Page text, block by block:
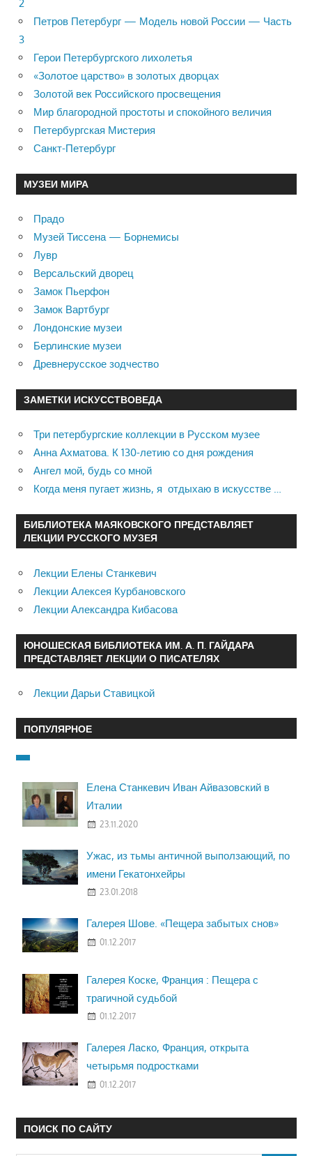
2
Петров Петербург — Модель новой России — Часть
3
Герои Петербургского лихолетья
«Золотое царство» в золотых дворцах
Золотой век Российского просвещения
Мир благородной простоты и спокойного величия
Петербургская Мистерия
Санкт-Петербург
МУЗЕИ МИРА
Прадо
Музей Тиссена — Борнемисы
Лувр
Версальский дворец
Замок Пьерфон
Замок Вартбург
Лондонские музеи
Берлинские музеи
Древнерусское зодчество
ЗАМЕТКИ ИСКУССТВОВЕДА
Три петербургские коллекции в Русском музее
Анна Ахматова. К 130-летию со дня рождения
Ангел мой, будь со мной
Когда меня пугает жизнь, я отдыхаю в искусстве …
БИБЛИОТЕКА МАЯКОВСКОГО ПРЕДСТАВЛЯЕТ
ЛЕКЦИИ РУССКОГО МУЗЕЯ
Лекции Елены Станкевич
Лекции Алексея Курбановского
Лекции Александра Кибасова
ЮНОШЕСКАЯ БИБЛИОТЕКА ИМ. А. П. ГАЙДАРА
ПРЕДСТАВЛЯЕТ ЛЕКЦИИ О ПИСАТЕЛЯХ
Лекции Дарьи Ставицкой
ПОПУЛЯРНОЕ
Елена Станкевич Иван Айвазовский в
Италии
23.11.2020
Ужас, из тьмы античной выползающий, по
имени Гекатонхейры
23.01.2018
Галерея Шове. «Пещера забытых снов»
01.12.2017
Галерея Коске, Франция : Пещера с
трагичной судьбой
01.12.2017
Галерея Ласко, Франция, открыта
четырьмя подростками
01.12.2017
ПОИСК ПО САЙТУ